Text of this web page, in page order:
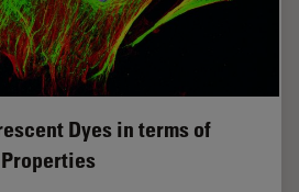
Dyes in terms of